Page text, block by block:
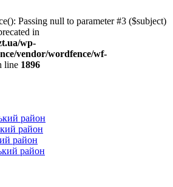
Passing null to parameter #3 ($subject)
in
wp-
vendor/wordfence/wf-
line 1896
район
район
район
район